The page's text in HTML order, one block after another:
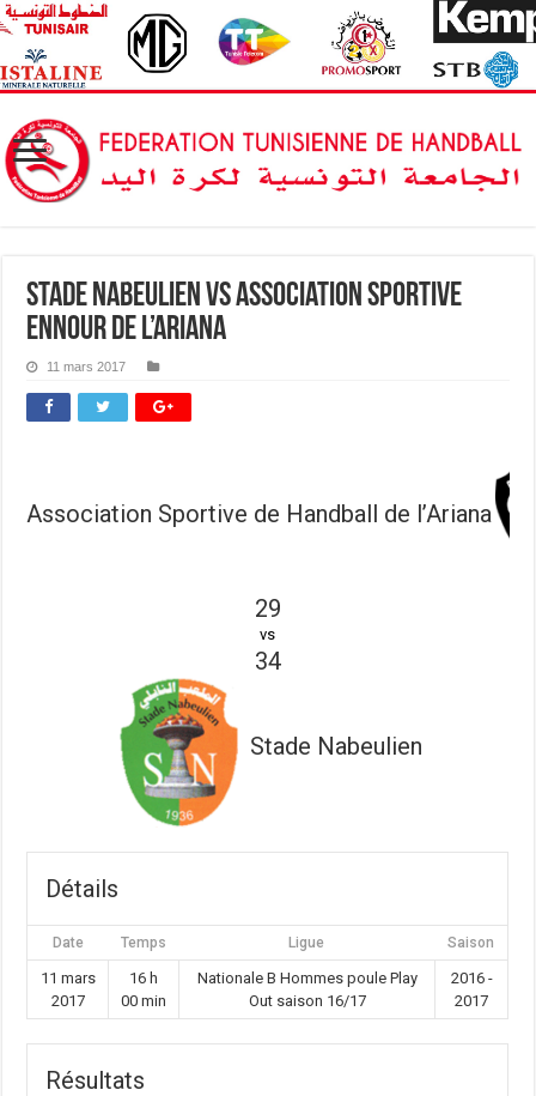
Stade Nabeulien vs Association Sportive
Ennour de l’Ariana
11 mars 2017
Association Sportive de Handball de l’Ariana
29
vs
34
Stade Nabeulien
Détails
Date Temps Ligue Saison
11 mars
2017
16 h
00 min
Nationale B Hommes poule Play
Out saison 16/17
2016 -
2017
Résultats